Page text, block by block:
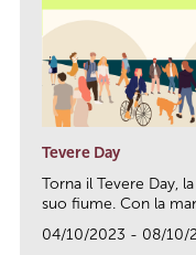
Tevere Day
Torna il Tevere Day,
suo fiume. Con la
04/10/2023 - 08/10/